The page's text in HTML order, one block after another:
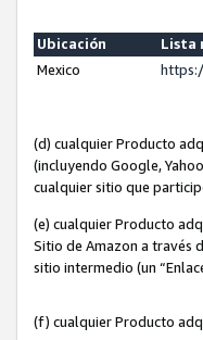
Ubicación
Lista
Mexico
(d) cualquier Producto
(incluyendo Google,
cualquier sitio que
(e) cualquier Producto
Sitio de Amazon a través
sitio intermedio (un
(f) cualquier Producto